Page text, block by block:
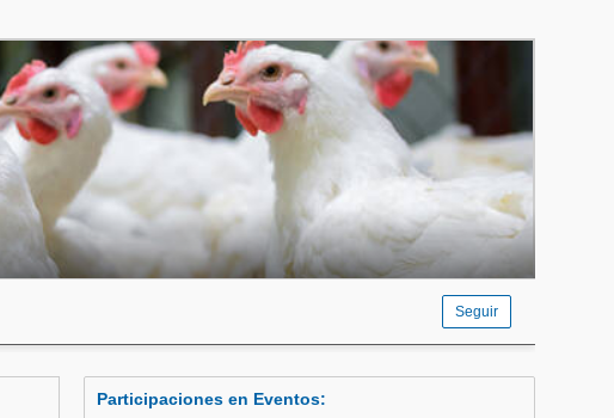
Seguir
Participaciones en Eventos: